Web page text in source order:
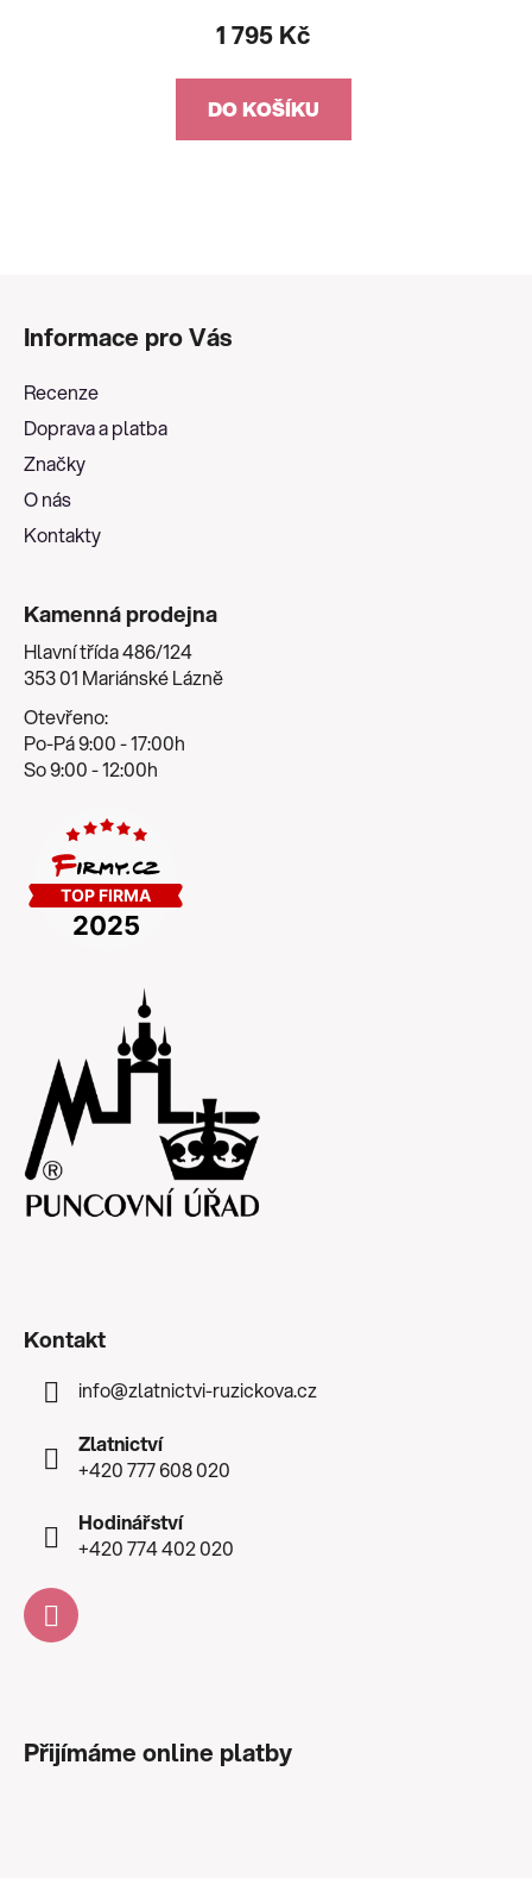
1 795 Kč
DO KOŠÍKU
Informace pro Vás
Recenze
Doprava a platba
Značky
O nás
Kontakty
Kamenná prodejna
Hlavní třída 486/124
353 01 Mariánské Lázně
Otevřeno:
Po-Pá 9:00 - 17:00h
So 9:00 - 12:00h
Kontakt
info@zlatnictvi-ruzickova.cz
Zlatnictví
+420 777 608 020
Hodinářství
+420 774 402 020
Přijímáme online platby